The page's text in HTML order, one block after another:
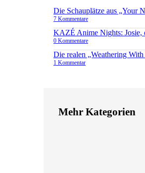
Die Schauplätze aus „Your
7 Kommentare
KAZÉ Anime Nights: Josie,
0 Kommentare
Die realen „Weathering
1 Kommentar
Mehr Kategorien